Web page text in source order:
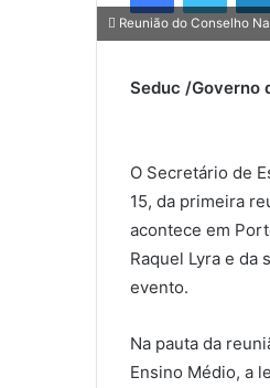
Reunião do Conselho
Seduc /Governo
O Secretário de
15, da primeira
acontece em
Raquel Lyra e da
evento.
Na pauta da
Ensino Médio, a